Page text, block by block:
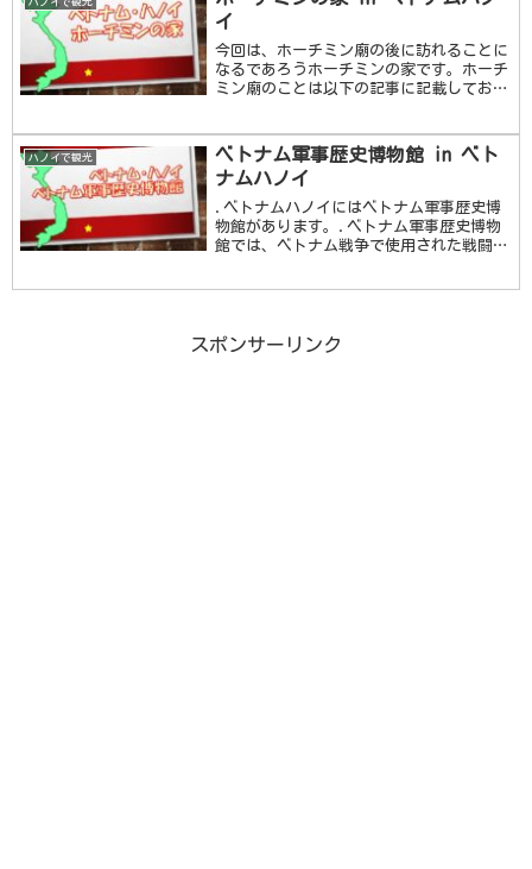
イ
今回は、ホーチミン廟の後に訪れることに
なるであろうホーチミンの家です。ホーチ
ミン廟のことは以下の記事に記載しており
いくとクリーム色の豪華な洋館が見えてき
ます。それが …続きを読む
ハノイで観光
ベトナム軍事歴史博物館 in ベト
ナムハノイ
.ベトナムハノイにはベトナム軍事歴史博
物館があります。.ベトナム軍事歴史博物
館では、ベトナム戦争で使用された戦闘機
スポンサーリンク